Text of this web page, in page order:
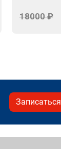
18000 ₽
Записаться